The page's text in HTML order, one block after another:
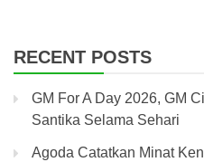
RECENT POSTS
GM For A Day 2026, GM
Santika Selama Sehari
Agoda Catatkan Minat